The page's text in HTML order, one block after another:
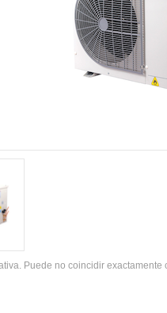
Puede no coincidir